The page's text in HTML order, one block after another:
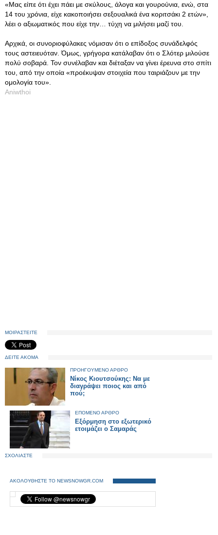
«Μας είπε ότι έχει πάει με σκύλους, άλογα και γουρούνια, ενώ, στα
14 του χρόνια, είχε κακοποιήσει σεξουαλικά ένα κοριτσάκι 2 ετών»,
λέει ο αξιωματικός που είχε την… τύχη να μιλήσει μαζί του.
Αρχικά, οι συνοριοφύλακες νόμισαν ότι ο επίδοξος συνάδελφός
τους αστειευόταν. Όμως, γρήγορα κατάλαβαν ότι ο Σλότερ μιλούσε
πολύ σοβαρά. Τον συνέλαβαν και διέταξαν να γίνει έρευνα στο σπίτι
του, από την οποία «προέκυψαν στοιχεία που ταιριάζουν με την
ομολογία του».
Aniwthoi
ΜΟΙΡΑΣΤΕΙΤΕ
ΔΕΙΤΕ ΑΚΟΜΑ
ΠΡΟΗΓΟΥΜΕΝΟ ΑΡΘΡΟ
Νίκος Κιουτσούκης: Να με
διαγράψει ποιος και από
πού;
ΕΠΟΜΕΝΟ ΑΡΘΡΟ
Εξόρμηση στο εξωτερικό
ετοιμάζει ο Σαμαράς
ΣΧΟΛΙΑΣΤΕ
ΑΚΟΛΟΥΘΗΣΤΕ ΤΟ NEWSNOWGR.COM